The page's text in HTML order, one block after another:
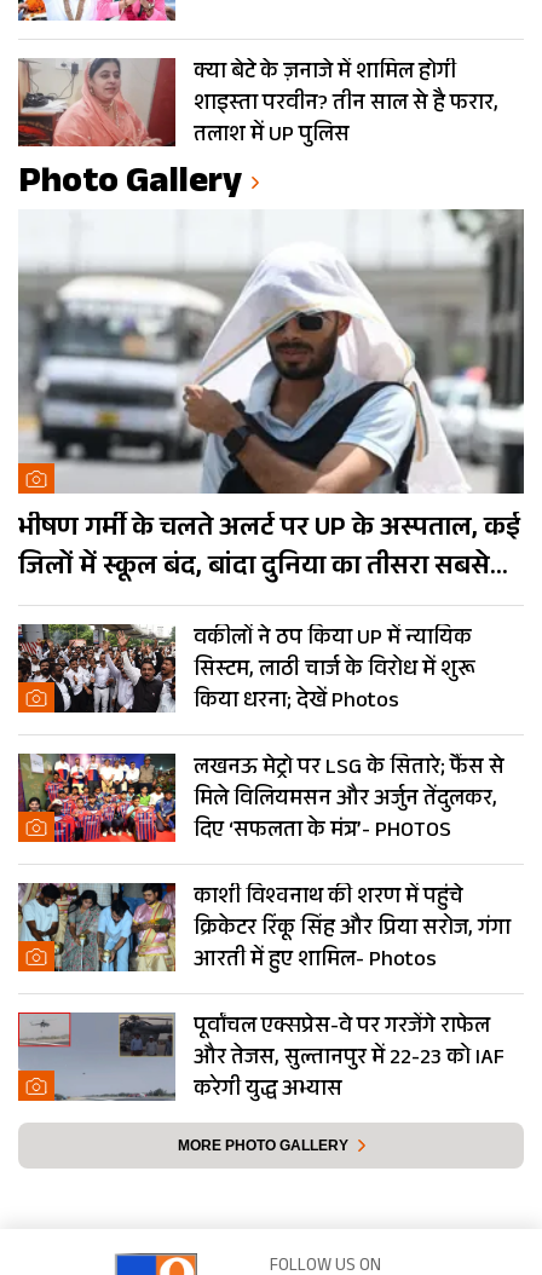
क्या बेटे के ज़नाजे में शामिल होगी
शाइस्ता परवीन? तीन साल से है फरार,
तलाश में UP पुलिस
Photo Gallery
भीषण गर्मी के चलते अलर्ट पर UP के अस्पताल, कई
जिलों में स्कूल बंद, बांदा दुनिया का तीसरा सबसे
गर्म शहर
वकीलों ने ठप किया UP में न्यायिक
सिस्टम, लाठी चार्ज के विरोध में शुरू
किया धरना; देखें Photos
लखनऊ मेट्रो पर LSG के सितारे; फैंस से
मिले विलियमसन और अर्जुन तेंदुलकर,
दिए ‘सफलता के मंत्र’- PHOTOS
काशी विश्वनाथ की शरण में पहुंचे
क्रिकेटर रिंकू सिंह और प्रिया सरोज, गंगा
आरती में हुए शामिल- Photos
पूर्वांचल एक्सप्रेस-वे पर गरजेंगे राफेल
और तेजस, सुल्तानपुर में 22-23 को IAF
करेगी युद्ध अभ्यास
MORE PHOTO GALLERY
FOLLOW US ON